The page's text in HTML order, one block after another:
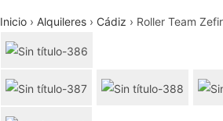
Inicio › Alquileres › Cádiz › Roller Team